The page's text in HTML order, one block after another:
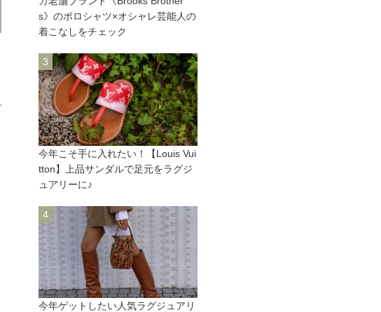
s》のポロシャツ×オシャレ芸能人の
着こなしをチェック
今年こそ手に入れたい！【Louis Vui
tton】上品サンダルで足元をラグジ
ュアリーに♪
今年ゲットしたい人気ラグジュアリ